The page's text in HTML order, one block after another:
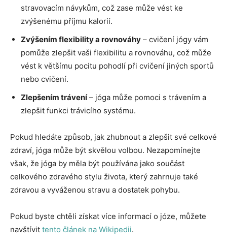
stravovacím návykům, což zase může vést ke
zvýšenému příjmu kalorií.
Zvýšením flexibility a rovnováhy – cvičení jógy vám
pomůže zlepšit vaši flexibilitu a rovnováhu, což může
vést k většímu pocitu pohodlí při cvičení jiných sportů
nebo cvičení.
Zlepšením trávení– jóga může pomoci s trávením a
zlepšit funkci trávicího systému.
Pokud hledáte způsob, jak zhubnout a zlepšit své celkové
zdraví, jóga může být skvělou volbou. Nezapomínejte
však, že jóga by měla být používána jako součást
celkového zdravého stylu života, který zahrnuje také
zdravou a vyváženou stravu a dostatek pohybu.
Pokud byste chtěli získat více informací o józe, můžete
navštívit tento článek na Wikipedii.